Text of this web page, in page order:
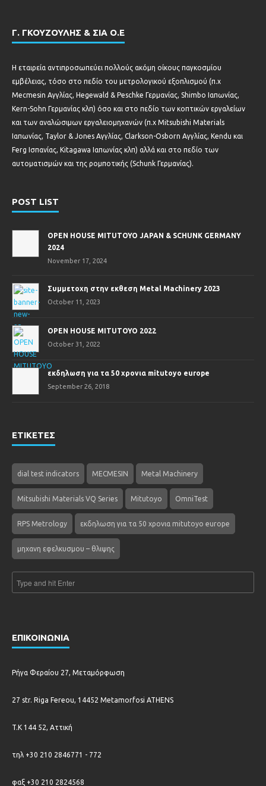
Γ. ΓΚΟΥΖΟΥΛΗΣ & ΣΙΑ Ο.Ε
Η εταιρεία αντιπροσωπεύει πολλούς ακόμη οίκους παγκοσμίου
εμβέλειας, τόσο στο πεδίο του μετρολογικού εξοπλισμού (π.χ
Mecmesin Αγγλίας, Hegewald & Peschke Γερμανίας, Shimbo Ιαπωνίας,
Kern-Sohn Γερμανίας κλπ) όσο και στο πεδίο των κοπτικών εργαλείων
και των αναλώσιμων εργαλειομηχανών (π.χ Mitsubishi Materials
Ιαπωνίας, Taylor & Jones Αγγλίας, Clarkson-Osborn Αγγλίας, Kendu και
Ferg Ισπανίας, Kitagawa Ιαπωνίας κλπ) αλλά και στο πεδίο των
αυτοματισμών και της ρομποτικής (Schunk Γερμανίας).
POST LIST
OPEN HOUSE MITUTOYO JAPAN & SCHUNK GERMANY
2024
November 17, 2024
Συμμετοχη στην εκθεση Metal Machinery 2023
October 11, 2023
OPEN HOUSE MITUTOYO 2022
October 31, 2022
εκδηλωση για τα 50 χρονια mitutoyo europe
September 26, 2018
ΕΤΙΚΕΤΕΣ
dial test indicators MECMESIN Metal Machinery
Mitsubishi Materials VQ Series Mitutoyo OmniTest
RPS Metrology εκδηλωση για τα 50 χρονια mitutoyo europe
μηχανη εφελκυσμου – θλιψης
ΕΠΙΚΟΙΝΩΝΙΑ
Ρήγα Φεραίου 27, Μεταμόρφωση
27 str. Riga Fereou, 14452 Metamorfosi ATHENS
T.K 144 52, Αττική
τηλ +30 210 2846771 - 772
φαξ +30 210 2824568